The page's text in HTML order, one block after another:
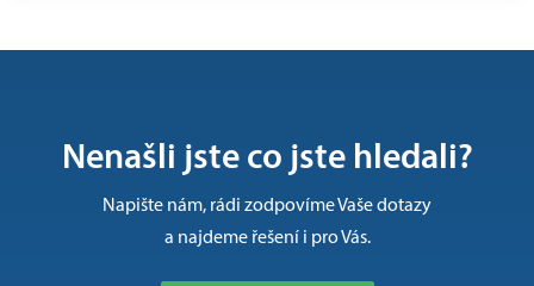
Nenašli jste co jste hledali?
Napište nám, rádi zodpovíme Vaše dotazy
a najdeme řešení i pro Vás.